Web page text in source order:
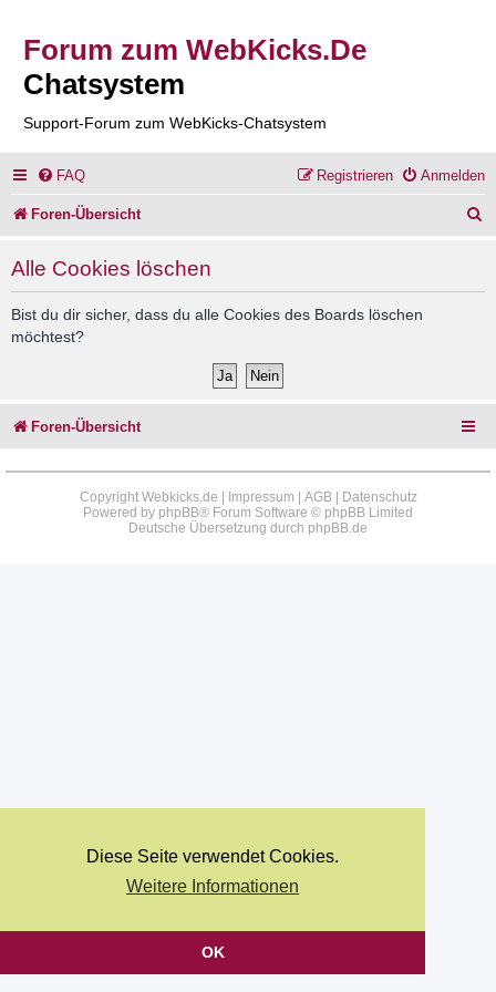
Diese Seite verwendet Cookies.
Weitere Informationen
OK
Forum zum WebKicks.De
Chatsystem
Support-Forum zum WebKicks-Chatsystem
FAQ Anmelden
Registrieren
Foren-Übersicht
Alle Cookies löschen
Bist du dir sicher, dass du alle Cookies des Boards löschen
möchtest?
Foren-Übersicht
Copyright Webkicks.de | Impressum AGB|
Datenschutz
Powered by phpBB® Forum Software © phpBB Limited
Deutsche Übersetzung durch phpBB.de